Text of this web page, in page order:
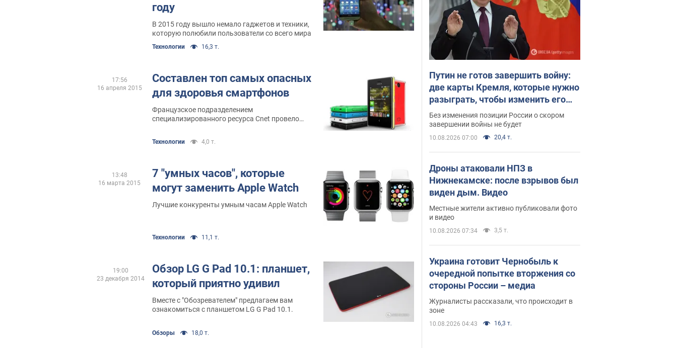
году
В 2015 году вышло немало гаджетов и техники,
которую полюбили пользователи со всего мира
Технологии 16,3 т.
Составлен топ самых опасных
для здоровья смартфонов
Французское подразделением
специализированного ресурса Cnet провело
Технологии 4,0 т.
17:56
16 апреля 2015
7 "умных часов", которые
могут заменить Apple Watch
Лучшие конкуренты умным часам Apple Watch
Технологии 11,1 т.
13:48
16 марта 2015
Обзор LG G Pad 10.1: планшет,
который приятно удивил
Вместе с "Обозревателем" предлагаем вам
ознакомиться с планшетом LG G Pad 10.1.
Обзоры 18,0 т.
19:00
23 декабря 2014
Путин не готов завершить войну:
две карты Кремля, которые нужно
разыграть, чтобы изменить его
мнение. Интервью с Веселовским
Без изменения позиции России о скором
завершении войны не будет
10.08.2026 07:00 20,4 т.
Дроны атаковали НПЗ в
Нижнекамске: после взрывов был
виден дым. Видео
Местные жители активно публиковали фото
и видео
10.08.2026 07:34 3,5 т.
Украина готовит Чернобыль к
очередной попытке вторжения со
стороны России – медиа
Журналисты рассказали, что происходит в
зоне
10.08.2026 04:43 16,3 т.